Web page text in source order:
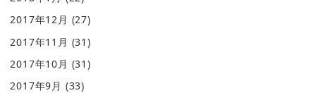
2017年12月 (27)
2017年11月 (31)
2017年10月 (31)
2017年9月 (33)